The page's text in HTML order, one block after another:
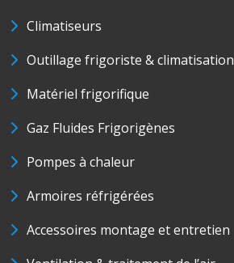
Climatiseurs
Outillage frigoriste & climatisation
Matériel frigorifique
Gaz Fluides Frigorigènes
Pompes à chaleur
Armoires réfrigérées
Accessoires montage et entretien